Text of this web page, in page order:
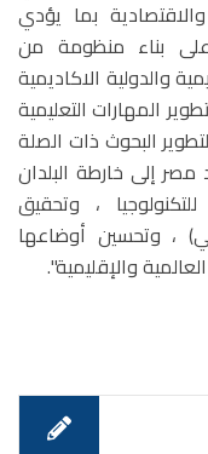
بما يؤدي
على بناء منظومة من
والدولية الاكاديمية
المهارات التعليمية
البحوث ذات الصلة
مصر إلى خارطة البلدان
للتكنولوجيا ، وتحقيق
، وتحسين أوضاعها
والإقليمية".